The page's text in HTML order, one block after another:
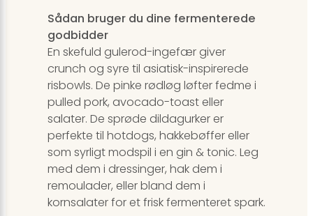
Sådan bruger du dine fermenterede
godbidder
En skefuld gulerod-ingefær giver
crunch og syre til asiatisk-inspirerede
risbowls. De pinke rødløg løfter fedme i
pulled pork, avocado-toast eller
salater. De sprøde dildagurker er
perfekte til hotdogs, hakkebøffer eller
som syrligt modspil i en gin & tonic. Leg
med dem i dressinger, hak dem i
remoulader, eller bland dem i
kornsalater for et frisk fermenteret spark.